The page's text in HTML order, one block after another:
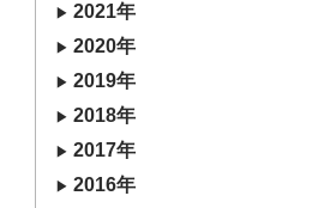
2021年
2020年
2019年
2018年
2017年
2016年